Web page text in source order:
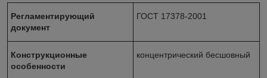
Регламентирующий
документ
ГОСТ 17378-2001
Конструкционные
особенности
концентрический бесшовный